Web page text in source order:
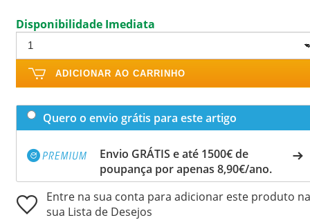
Disponibilidade Imediata
ADICIONAR AO CARRINHO
Quero o envio grátis para este artigo
Envio GRÁTIS e até 1500€ de
poupança por apenas 8,90€/ano.
Entre na sua conta para adicionar este produto na
sua Lista de Desejos